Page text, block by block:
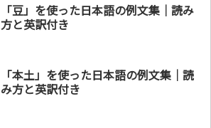
「豆」を使った日本語の例文集｜読み
方と英訳付き
「本土」を使った日本語の例文集｜読
み方と英訳付き